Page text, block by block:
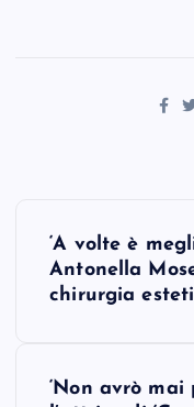
‘A volte è
Antonella
chirurgia
‘Non avrò mai